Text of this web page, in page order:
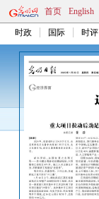
首页 English
时政 国际 时评